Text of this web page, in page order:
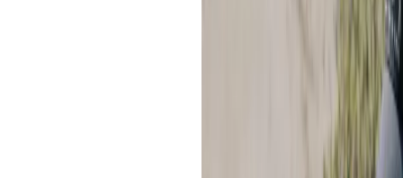
Tabla de contenidos
Todo sobre la Laguna
¿Qué es la Laguna
¿Cómo llegar a la Laguna
¿Puedo llegar por cuenta
¿Cuánto cuesta la entrada
¿Qué hacer en la Laguna
Contemplar y fotografiar la
Ceremonias y apachetas